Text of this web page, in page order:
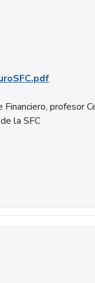
profesor
la SFC